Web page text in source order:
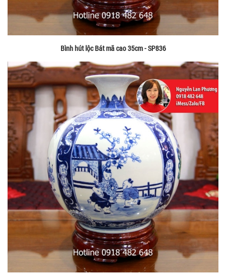
Bình hút lộc Bát mã cao 35cm - SP836